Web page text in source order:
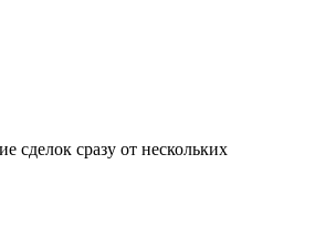
сделок сразу от нескольких